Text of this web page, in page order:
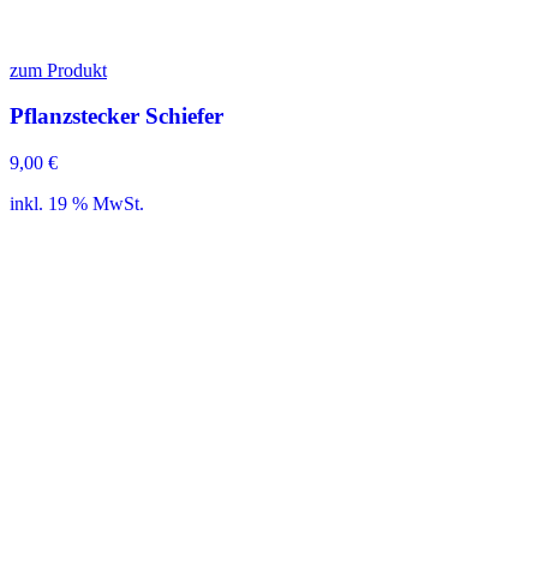
zum Produkt
Pflanzstecker Schiefer
9,00 €
inkl. 19 % MwSt.